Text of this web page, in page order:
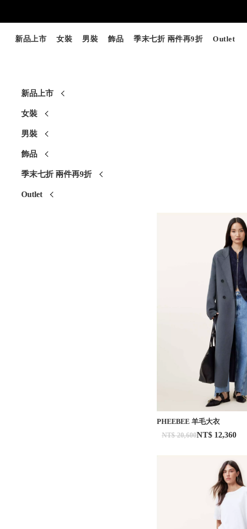
新品上市 女裝 男裝 飾品 季末七折 兩件再9折 Outlet
新品上市
女裝
男裝
飾品
季末七折 兩件再9折
Outlet
PHEEBEE 羊毛大衣
NT$ 20,600NT$ 12,360